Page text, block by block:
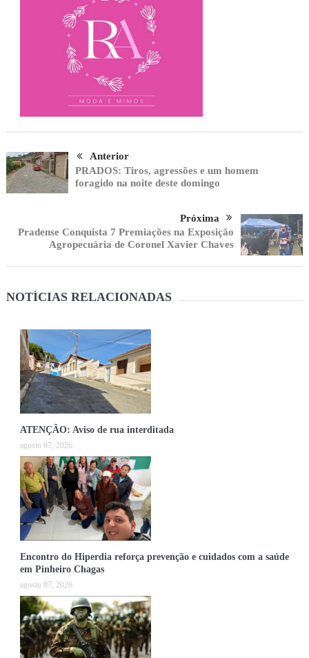
Anterior
PRADOS: Tiros, agressões e um homem
foragido na noite deste domingo
Próxima
Pradense Conquista 7 Premiações na Exposição
Agropecuária de Coronel Xavier Chaves
NOTÍCIAS RELACIONADAS
ATENÇÃO: Aviso de rua interditada
agosto 07, 2026
Encontro do Hiperdia reforça prevenção e cuidados com a saúde
em Pinheiro Chagas
agosto 07, 2026